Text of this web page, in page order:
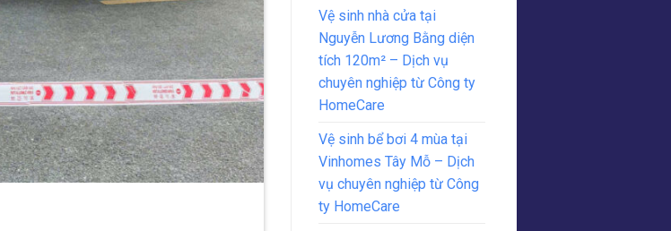
Vệ sinh nhà cửa tại
Nguyễn Lương Bằng diện
tích 120m² – Dịch vụ
chuyên nghiệp từ Công ty
HomeCare
Vệ sinh bể bơi 4 mùa tại
Vinhomes Tây Mỗ – Dịch
vụ chuyên nghiệp từ Công
ty HomeCare